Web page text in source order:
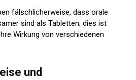
fälschlicherweise, dass orale
sind als Tabletten; dies ist
Wirkung von verschiedenen
und